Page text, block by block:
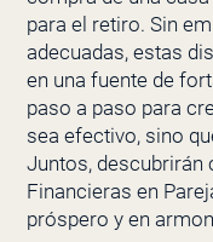
para el retiro. Sin
adecuadas, estas
en una fuente de
paso a paso para
sea efectivo, sino
Juntos, descubrirán
Financieras en
próspero y en